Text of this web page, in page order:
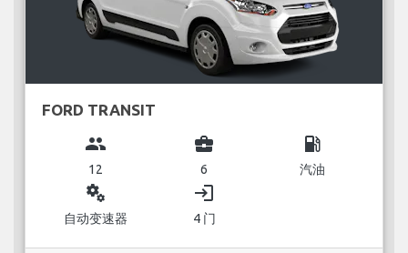
FORD TRANSIT
group
12
business_center
6
local_gas_station
汽油
miscellaneous_services
自动变速器
login
4 门